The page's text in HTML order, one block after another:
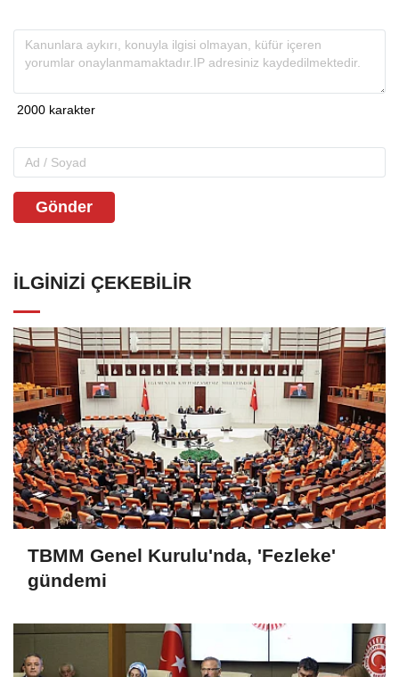
Gönder
İLGINIZI ÇEKEBILIR
TBMM Genel Kurulu'nda, 'Fezleke'
gündemi